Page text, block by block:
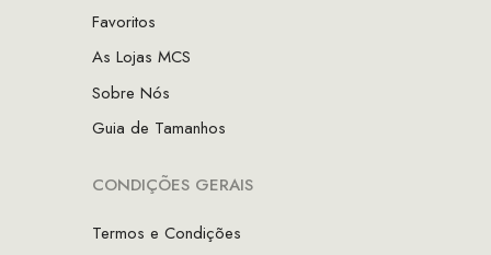
Favoritos
As Lojas MCS
Sobre Nós
Guia de Tamanhos
CONDIÇÕES GERAIS
Termos e Condições